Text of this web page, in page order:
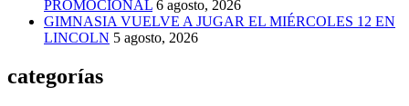
PROMOCIONAL 6 agosto, 2026
GIMNASIA VUELVE A JUGAR EL MIÉRCOLES 12 EN
LINCOLN 5 agosto, 2026
categorías